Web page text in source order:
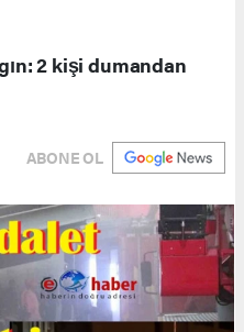
2 kişi dumandan
ABONE OL